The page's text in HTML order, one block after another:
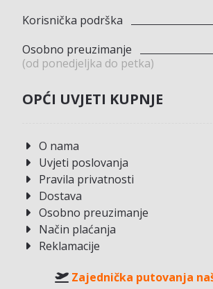
Korisnička podrška
Osobno preuzimanje
(od ponedjeljka do petka)
OPĆI UVJETI KUPNJE
O nama
Uvjeti poslovanja
Pravila privatnosti
Dostava
Osobno preuzimanje
Način plaćanja
Reklamacije
Zajednička putovanja